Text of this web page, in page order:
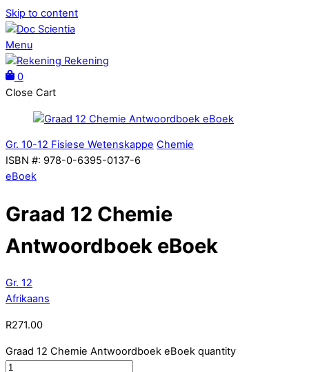
Skip to content
Menu
Rekening
0
Close Cart
Gr. 10-12 Fisiese Wetenskappe Chemie
ISBN #: 978-0-6395-0137-6
eBoek
Graad 12 Chemie
Antwoordboek eBoek
Gr. 12
Afrikaans
R271.00
Graad 12 Chemie Antwoordboek eBoek quantity